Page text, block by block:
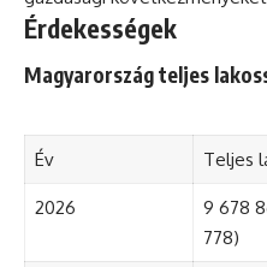
Érdekességek
Magyarország teljes
Év Teljes
2026
9 678
778)